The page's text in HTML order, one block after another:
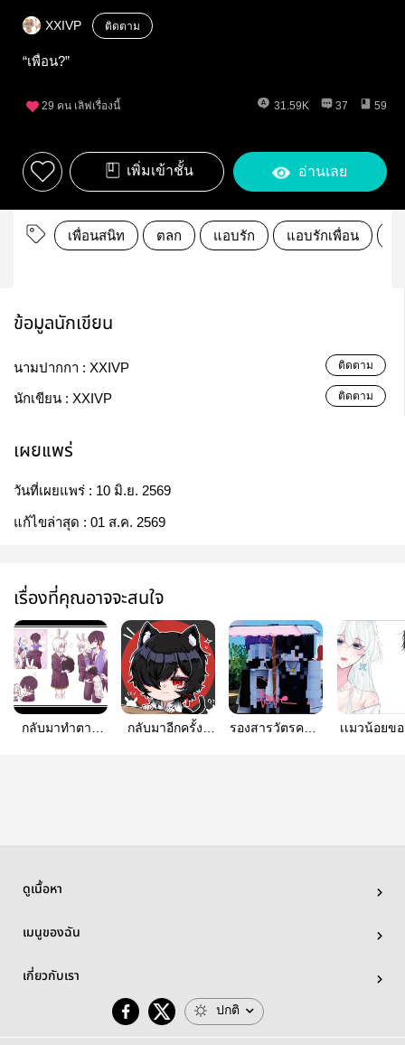
XXIVP ติดตาม
“เพื่อน?”
29 คน เลิฟเรื่องนี้ 31.59K 37 59
เพิ่มเข้าชั้น อ่านเลย
เพื่อนสนิท ตลก แอบรัก แอบรักเพื่อน
ข้อมูลนักเขียน
นามปากกา : XXIVP ติดตาม
นักเขียน : XXIVP ติดตาม
เผยแพร่
วันที่เผยแพร่ : 10 มิ.ย. 2569
แก้ไขล่าสุด : 01 ส.ค. 2569
เรื่องที่คุณอาจจะสนใจ
กลับมาทำตาม
กลับมาอีกครั้งก็
รองสารวัตรคนนี้
เเมวน้อยข
ดูเนื้อหา
เมนูของฉัน
เกี่ยวกับเรา
ปกติ